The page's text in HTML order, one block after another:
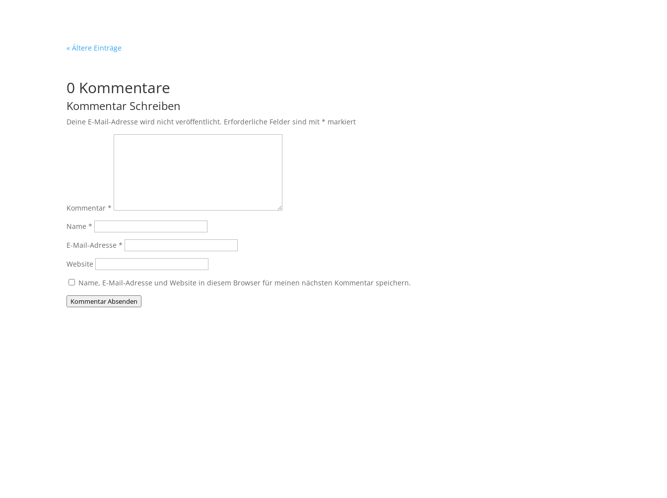
« Ältere Einträge
0 Kommentare
Kommentar Schreiben
Deine E-Mail-Adresse wird nicht veröffentlicht. Erforderliche Felder sind mit* markiert
Kommentar*
Name*
E-Mail-Adresse*
Website
Name, E-Mail-Adresse und Website in diesem Browser für meinen nächsten Kommentar speichern.
Kommentar Absenden